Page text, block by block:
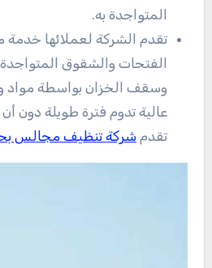
المتواجدة به.
تقدم الشركة لعملائها
الفتحات والشقوق
وسقف الخزان بواسطة مواد
عالية تدوم فترة طويلة دون
تقدم شركة تنظيف مجالس